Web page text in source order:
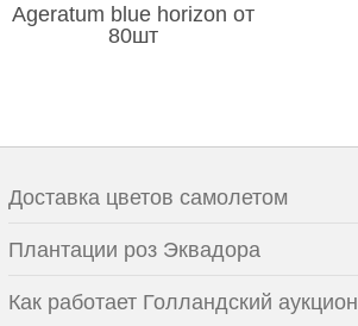
Ageratum blue horizon от
80шт
Доставка цветов самолетом
Плантации роз Эквадора
Как работает Голландский аукцион